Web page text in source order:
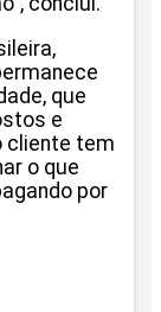
que
e
cliente tem
o que
por